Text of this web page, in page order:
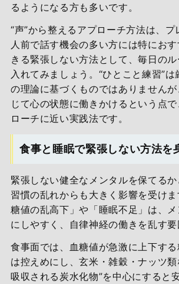
るようになる方も多いです。
“声”から整えるアプローチ方法は、プ
人前で話す機会の多い方には特にお
きる緊張しない方法として、毎日の
入れてみましょう。“ひとこと練習”
の理論に基づくものではありません
じて心の状態に働きかけるという点
ローチに近い実践法です。
食事と睡眠で緊張しない方法を
緊張しない健全なメンタルを保てる
習慣の乱れからも大きく影響を受け
糖値の乱高下」や「睡眠不足」は、
にしやすく、自律神経の働きを乱す要
食事面では、血糖値が急激に上下す
は控えめにし、玄米・雑穀・ナッツ類
吸収される炭水化物”を中心にすると